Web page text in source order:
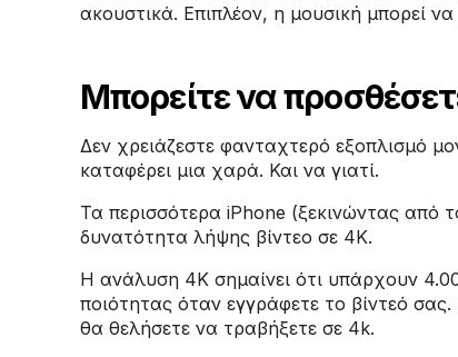
ακουστικά. Επιπλέον, η μουσική μπορεί
Μπορείτε να
Δεν χρειάζεστε φανταχτερό εξοπλισμό
καταφέρει μια χαρά. Και να γιατί.
Τα περισσότερα iPhone (ξεκινώντας από
δυνατότητα λήψης βίντεο σε 4K.
Η ανάλυση 4Κ σημαίνει ότι υπάρχουν
ποιότητας όταν εγγράφετε το βίντεό
θα θελήσετε να τραβήξετε σε 4k.